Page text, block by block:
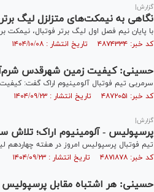
گزارش|
نگاهی به نیمکت‌های متزلزل لیگ
با پایان نیم فصل اول لیگ برتر فوتبال، نیمکت
کد خبر: ۴۸۷۴۳۳۴ تاریخ انتشار : ۱۴۰۴/۱۰/۰۸
حسینی: کیفیت زمین شهرقدس
سرمربی تیم فوتبال آلومینیوم اراک گفت:
کد خبر: ۴۸۷۲۰۵۱ تاریخ انتشار : ۱۴۰۴/۰۹/۲۳
گزارش|
پرسپولیس - آلومینیوم اراک؛ تلاش
تیم فوتبال پرسپولیس امروز در هفته چهاردهم
کد خبر: ۴۸۷۱۸۷۸ تاریخ انتشار : ۱۴۰۴/۰۹/۲۳
حسینی: هر اشتباه مقابل